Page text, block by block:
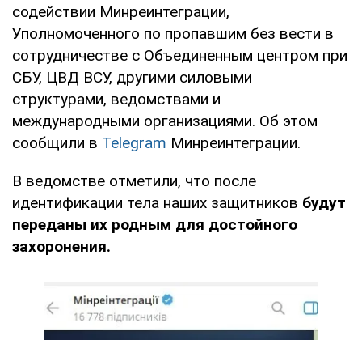
содействии Минреинтеграции,
Уполномоченного по пропавшим без вести в
сотрудничестве с Объединенным центром при
СБУ, ЦВД ВСУ, другими силовыми
структурами, ведомствами и
международными организациями. Об этом
сообщили в Telegram Минреинтеграции.
В ведомстве отметили, что после
идентификации тела наших защитников будут
переданы их родным для достойного
захоронения.